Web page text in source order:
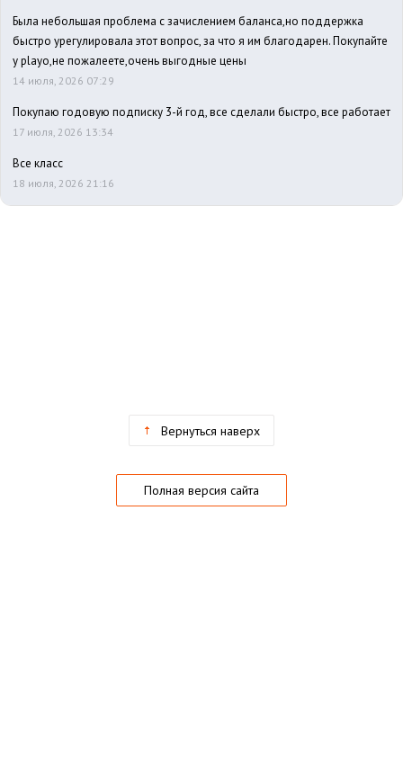
Была небольшая проблема с зачислением баланса,но поддержка
быстро урегулировала этот вопрос, за что я им благодарен. Покупайте
у playo,не пожалеете,очень выгодные цены
14 июля, 2026 07:29
Покупаю годовую подписку 3-й год, все сделали быстро, все работает
17 июля, 2026 13:34
Все класс
18 июля, 2026 21:16
Вернуться наверх
Полная версия сайта